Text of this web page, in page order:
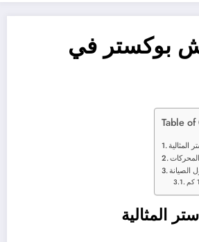
بوكستر في
Table
المثالية
المحركات
الصيانة
المثالية